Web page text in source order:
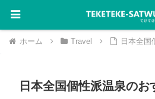
ホーム Travel 日本全国
日本全国個性派温泉のお